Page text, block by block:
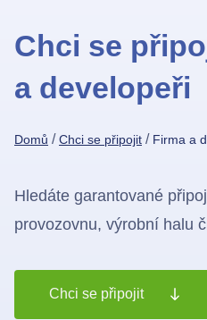
Chci se
a developeři
Domů /Chci se připojit / Firma a
Hledáte garantované
provozovnu, výrobní halu
Chci se připojit